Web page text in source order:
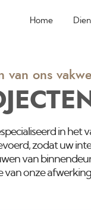
Home
van ons
in
zodat uw
van
van onze